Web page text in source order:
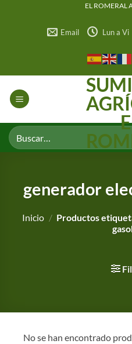
EL ROMERAL
Email Lun a Vi
Buscar
por:
generador
Inicio / Productos
No se han encontrado